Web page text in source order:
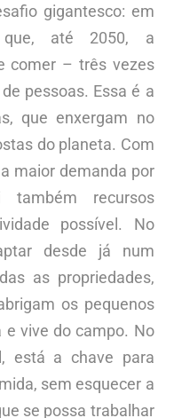
gigantesco: em
que, até 2050, a
comer – três vezes
pessoas. Essa é a
que enxergam no
do planeta. Com
maior demanda por
recursos
possível. No
desde já num
as propriedades,
os pequenos
e vive do campo. No
está a chave para
sem esquecer a
se possa trabalhar